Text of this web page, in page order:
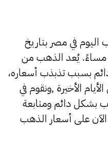
في مصر بتاريخ
الثلاثاء 12 مايو الساعة 6:20 مساءً. يُعد الذهب من
بسبب تذبذب أسعاره،
الأخيرة ,ونقوم في
بشكل دائم ومتابعة
على أسعار الذهب